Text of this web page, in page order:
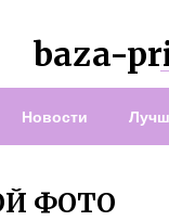
baza-
Новости
ФОТО